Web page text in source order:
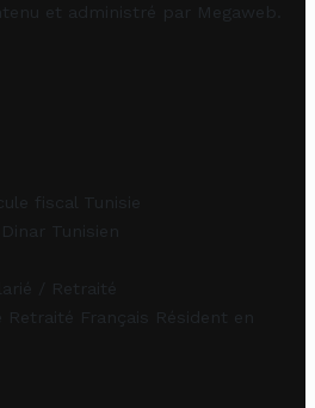
et administré par Megaweb
fiscal Tunisie
Tunisien
/ Retraité
Retraité Français Résident en